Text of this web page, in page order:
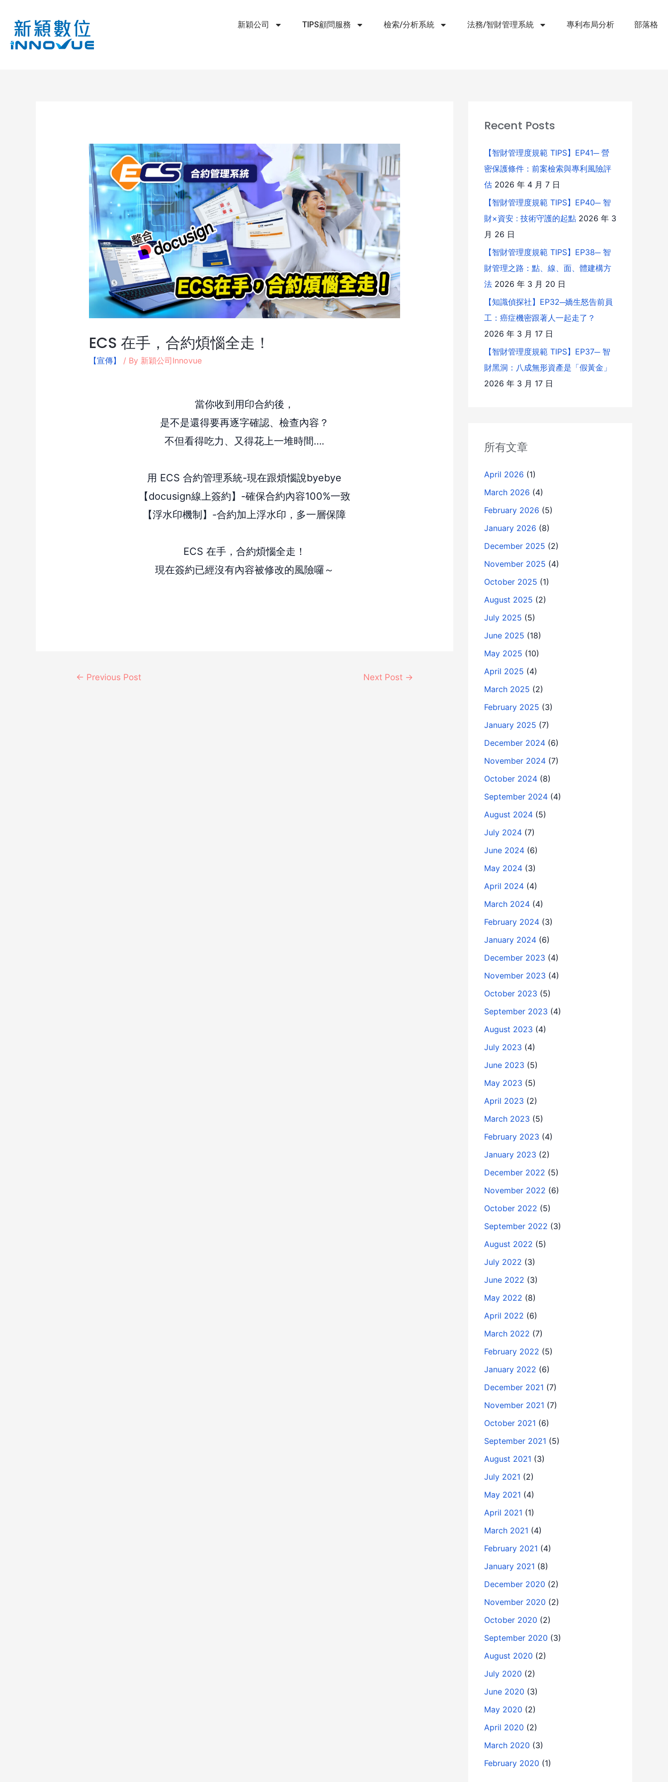
新穎公司 TIPS顧問服務 檢索/分析系統 法務/智財管理系統 專利布局分析 部落格
ECS 在手，合約煩惱全走！
【宣傳】 / By 新穎公司Innovue
當你收到用印合約後，
是不是還得要再逐字確認、檢查內容？
不但看得吃力、又得花上一堆時間….
用 ECS 合約管理系統-現在跟煩惱說byebye
【docusign線上簽約】-確保合約內容100%一致
【浮水印機制】-合約加上浮水印，多一層保障
ECS 在手，合約煩惱全走！
現在簽約已經沒有內容被修改的風險囉～
← Previous Post Next Post →
Recent Posts
【智財管理度規範 TIPS】EP41─ 營
密保護條件：前案檢索與專利風險評
估 2026 年 4 月 7 日
【智財管理度規範 TIPS】EP40─ 智
財×資安 : 技術守護的起點 2026 年 3
月 26 日
【智財管理度規範 TIPS】EP38─ 智
財管理之路：點、線、面、體建構方
法 2026 年 3 月 20 日
【知識偵探社】EP32─嬌生怒告前員
工：癌症機密跟著人一起走了？
2026 年 3 月 17 日
【智財管理度規範 TIPS】EP37─ 智
財黑洞：八成無形資產是「假黃金」
2026 年 3 月 17 日
所有文章
April 2026 (1)
March 2026 (4)
February 2026 (5)
January 2026 (8)
December 2025 (2)
November 2025 (4)
October 2025 (1)
August 2025 (2)
July 2025 (5)
June 2025 (18)
May 2025 (10)
April 2025 (4)
March 2025 (2)
February 2025 (3)
January 2025 (7)
December 2024 (6)
November 2024 (7)
October 2024 (8)
September 2024 (4)
August 2024 (5)
July 2024 (7)
June 2024 (6)
May 2024 (3)
April 2024 (4)
March 2024 (4)
February 2024 (3)
January 2024 (6)
December 2023 (4)
November 2023 (4)
October 2023 (5)
September 2023 (4)
August 2023 (4)
July 2023 (4)
June 2023 (5)
May 2023 (5)
April 2023 (2)
March 2023 (5)
February 2023 (4)
January 2023 (2)
December 2022 (5)
November 2022 (6)
October 2022 (5)
September 2022 (3)
August 2022 (5)
July 2022 (3)
June 2022 (3)
May 2022 (8)
April 2022 (6)
March 2022 (7)
February 2022 (5)
January 2022 (6)
December 2021 (7)
November 2021 (7)
October 2021 (6)
September 2021 (5)
August 2021 (3)
July 2021 (2)
May 2021 (4)
April 2021 (1)
March 2021 (4)
February 2021 (4)
January 2021 (8)
December 2020 (2)
November 2020 (2)
October 2020 (2)
September 2020 (3)
August 2020 (2)
July 2020 (2)
June 2020 (3)
May 2020 (2)
April 2020 (2)
March 2020 (3)
February 2020 (1)